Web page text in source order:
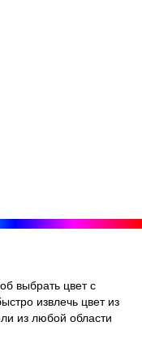
выбрать цвет с
извлечь цвет из
из любой области